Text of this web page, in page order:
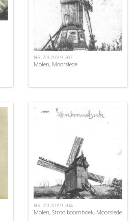
NR_20121019_207
Molen, Moorslede
NR_20121019_204
Molen, Strooiboomhoek, Moorslede